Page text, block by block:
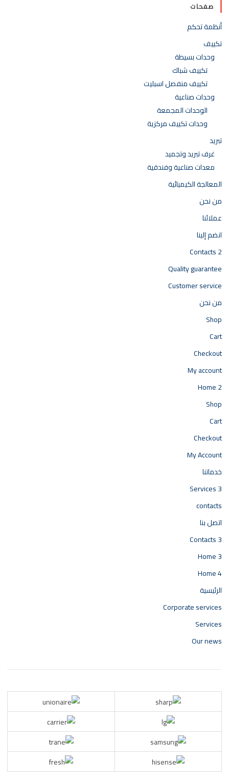
صفحات
أنظمة تحكم
تكييف
وحدات بسيطة
تكييف شباك
تكييف منفصل اسبليت
وحدات صناعية
الوحدات المجمعة
وحدات تكييف مركزية
تبريد
غرف تبريد وتجميد
معدات صناعية وفندقية
المعالجة الكيميائية
من نحن
عملائنا
انضم إلينا
Contacts 2
Quality guarantee
Customer service
من نحن
Shop
Cart
Checkout
My account
Home 2
Shop
Cart
Checkout
My Account
خدماتنا
Services 3
contacts
اتصل بنا
Contacts 3
Home 3
Home 4
الرئيسية
Corporate services
Services
Our news